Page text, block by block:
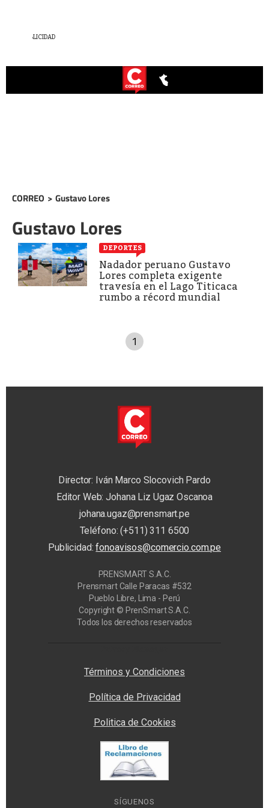
CORREO > Gustavo Lores
Gustavo Lores
DEPORTES
Nadador peruano Gustavo
Lores completa exigente
travesía en el Lago Titicaca
rumbo a récord mundial
1
Director: Iván Marco Slocovich Pardo
Editor Web: Johana Liz Ugaz Oscanoa
johana.ugaz@prensmart.pe
Teléfono: (+511) 311 6500
Publicidad:fonoavisos@comercio.com.pe
PRENSMART S.A.C.
Prensmart Calle Paracas #532
Pueblo Libre, Lima - Perú
Copyright © PrenSmart S.A.C.
Todos los derechos reservados
Términos y Condiciones
Política de Privacidad
Politica de Cookies
SÍGUENOS